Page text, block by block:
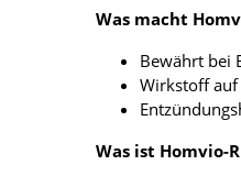
Was macht
Bewährt bei
Wirkstoff
Was ist Homvio-